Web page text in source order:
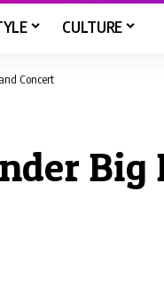
CULTURE
Concert
Big